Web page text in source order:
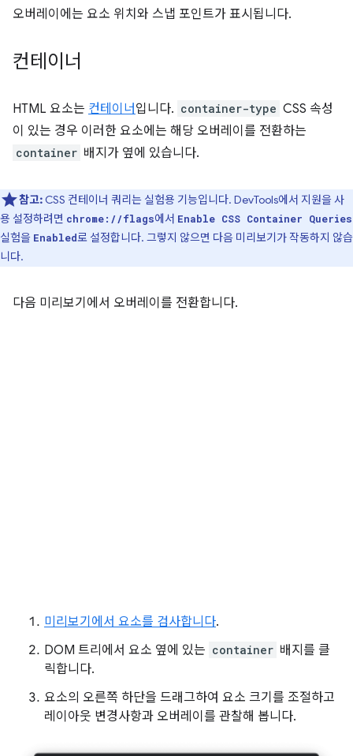
오버레이에는 요소 위치와 스냅 포인트가 표시됩니다.
컨테이너
HTML 요소는 컨테이너입니다. container-type CSS 속성
이 있는 경우 이러한 요소에는 해당 오버레이를 전환하는
container 배지가 옆에 있습니다.
참고: CSS 컨테이너 쿼리는 실험용 기능입니다. DevTools에서 지원을 사
용 설정하려면 chrome://flags에서 Enable CSS Container Queries
실험을 Enabled로 설정합니다. 그렇지 않으면 다음 미리보기가 작동하지 않습
니다.
다음 미리보기에서 오버레이를 전환합니다.
미리보기에서 요소를 검사합니다.
DOM 트리에서 요소 옆에 있는 container 배지를 클
릭합니다.
요소의 오른쪽 하단을 드래그하여 요소 크기를 조절하고
레이아웃 변경사항과 오버레이를 관찰해 봅니다.